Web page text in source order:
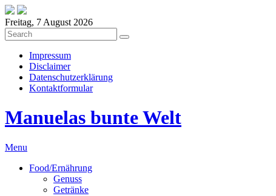
Freitag, 7 August 2026
Impressum
Disclaimer
Datenschutzerklärung
Kontaktformular
Manuelas bunte Welt
Menu
Food/Ernährung
Genuss
Getränke